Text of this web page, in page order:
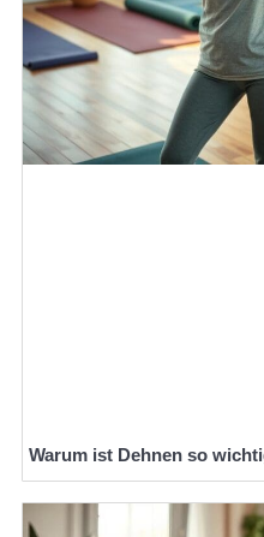
Warum ist Dehnen so